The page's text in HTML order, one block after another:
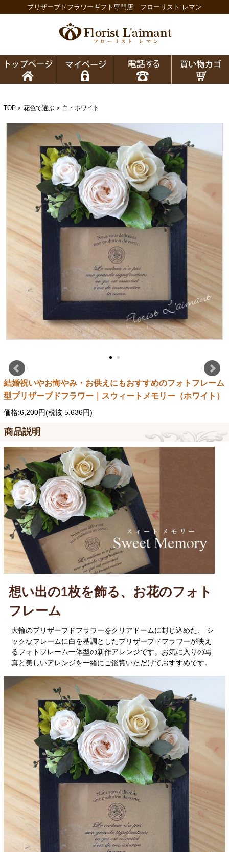
プリザーブドフラワーギフト専門店 フローリスト レマン
TOP > 花色で選ぶ > 白・ホワイト
結婚祝いやお悔やみ・お供えにもおすすめのフォトフレーム
型プリザーブドフラワー｜スウィートメモリー（ホワイト）
価格:6,200円(税抜 5,636円)
商品説明
想い出の1枚を飾る、お花のフォト
フレーム
大輪のプリザーブドフラワーをクリアドームに封じ込めた、 シ
ックなフレームに白を基調としたプリザーブドフラワーが映え
るフォトフレーム一体型の新作アレンジです。お気に入りの写
真と美しいアレンジを一緒にご鑑賞いただけておすすめです。